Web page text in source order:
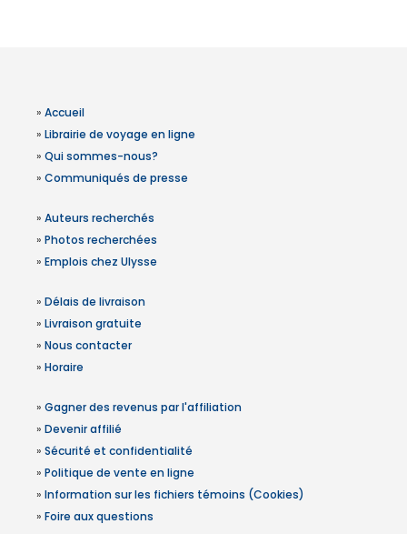
» Accueil
» Librairie de voyage en ligne
» Qui sommes-nous?
» Communiqués de presse
» Auteurs recherchés
» Photos recherchées
» Emplois chez Ulysse
» Délais de livraison
» Livraison gratuite
» Nous contacter
» Horaire
» Gagner des revenus par l'affiliation
» Devenir affilié
» Sécurité et confidentialité
» Politique de vente en ligne
» Information sur les fichiers témoins (Cookies)
» Foire aux questions